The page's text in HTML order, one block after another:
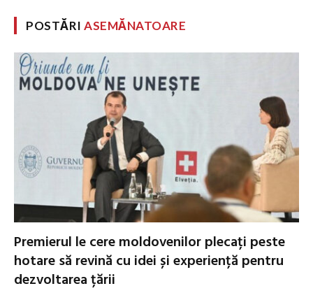
POSTĂRIASEMĂNATOARE
Premierul le cere moldovenilor plecați peste
hotare să revină cu idei și experiență pentru
dezvoltarea țării